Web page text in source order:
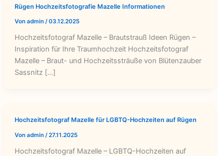
Rügen Hochzeitsfotografie Mazelle Informationen
Von admin /03.12.2025
Hochzeitsfotograf Mazelle – Brautstrauß Ideen Rügen –
Inspiration für Ihre Traumhochzeit Hochzeitsfotograf
Mazelle – Braut- und Hochzeitssträuße von Blütenzauber
Sassnitz […]
Hochzeitsfotograf Mazelle für LGBTQ-Hochzeiten auf Rügen
Von admin /27.11.2025
Hochzeitsfotograf Mazelle – LGBTQ-Hochzeiten auf